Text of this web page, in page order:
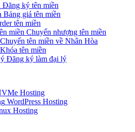
Đăng ký tên miền
Bảng giá tên miền
tên miền
Chuyển nhượng tên miền
Chuyển tên miền về Nhân Hòa
Khóa tên miền
Đăng ký làm đại lý
Hosting
WordPress Hosting
Hosting